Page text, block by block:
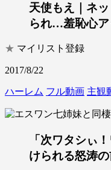
天使もえ｜ネ
られ…羞恥心
★ マイリスト登録
2017/8/22
ハーレム フル動画 主観
「次ワタシぃ
けられる怒涛